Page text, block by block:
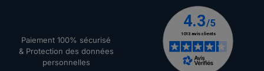
Paiement 100% sécurisé
& Protection des données
personnelles